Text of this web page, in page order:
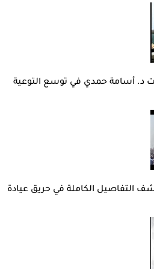
د. أسامة حمدي في توسع التوعية
التفاصيل الكاملة في حريق عيادة